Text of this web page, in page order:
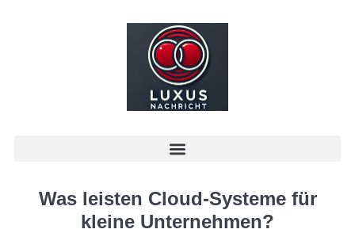
Was leisten Cloud-Systeme für
kleine Unternehmen?